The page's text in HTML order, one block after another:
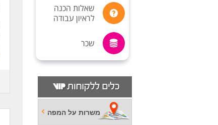
שאלות הכנה
לראיון עבודה
שכר
משרות על המפה